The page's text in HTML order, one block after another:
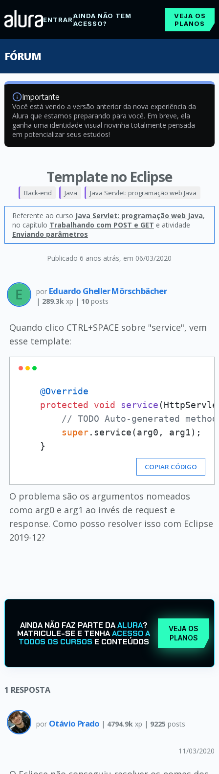
ENTRARAINDA NÃO TEM
ACESSO?
VEJA OS
PLANOS
FÓRUM
Importante
Você está vendo a versão anterior da nova experiência da
Alura que estamos preparando para você. Em breve, ela
ganha uma identidade visual novinha totalmente pensada
em potencializar seus estudos!
Template no Eclipse
Publicado 6 anos atrás, em 06/03/2020
Back-end Java Java Servlet: programação web Java
Referente ao curso Java Servlet: programação web Java,
no capítulo Trabalhando com POST e GET e atividade
Enviando parâmetros
por Eduardo Gheller Mörschbächer
| 289.3kxp | 10posts
Quando clico CTRL+SPACE sobre "service", vem
esse template:
@Override
protected
void service
// TODO Auto-generated
super.service(arg0, arg1);
COPIAR CÓDIGO
O problema são os argumentos nomeados
como arg0 e arg1 ao invés de request e
response. Como posso resolver isso com Eclipse
2019-12?
AINDA NÃO FAZ PARTE DAALURA?
MATRICULE-SE E TENHAACESSO A
TODOS OS CURSOS E CONTEÚDOS
VEJA OS
PLANOS
1 RESPOSTA
por Otávio Prado | 4794.9k xp | 9225 posts
11/03/2020